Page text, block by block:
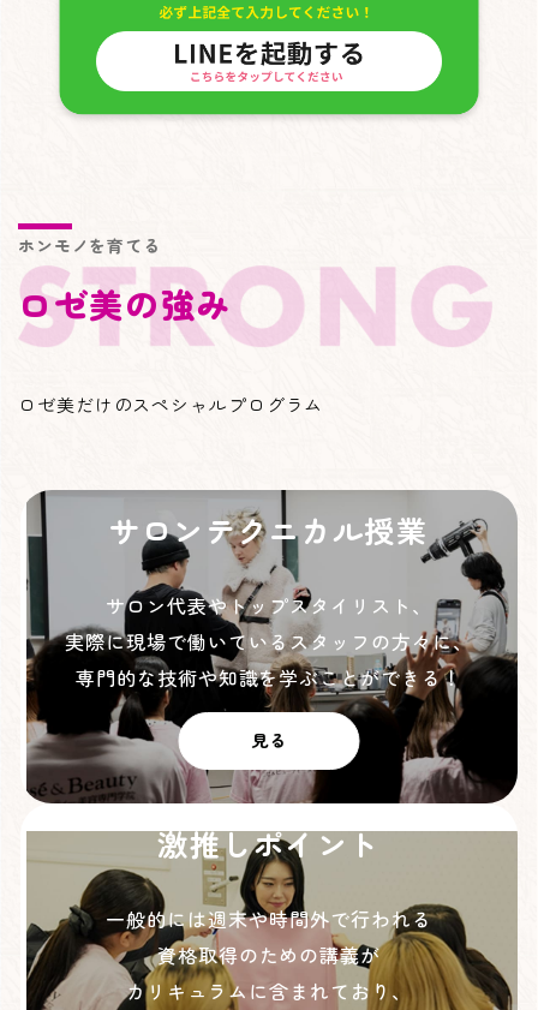
ホンモノを育てる
ロゼ美の強み
ロゼ美だけのスペシャルプログラム
サロンテクニカル授業
サロン代表やトップスタイリスト、
実際に現場で働いているスタッフの方々に、
専門的な技術や知識を学ぶことができる！
見る
激推しポイント
一般的には週末や時間外で行われる
資格取得のための講義が
カリキュラムに含まれており、